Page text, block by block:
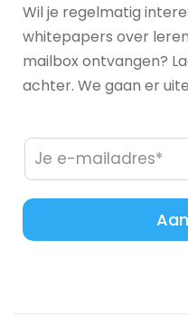
Wil je regelmatig
whitepapers over
mailbox ontvangen?
achter. We gaan er